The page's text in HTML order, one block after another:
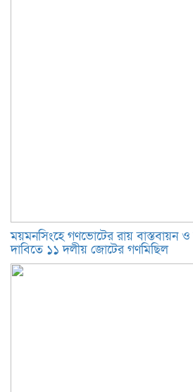
ময়মনসিংহে গণভোটের রায় বাস্তবায়ন
দাবিতে ১১ দলীয় জোটের গণমিছিল